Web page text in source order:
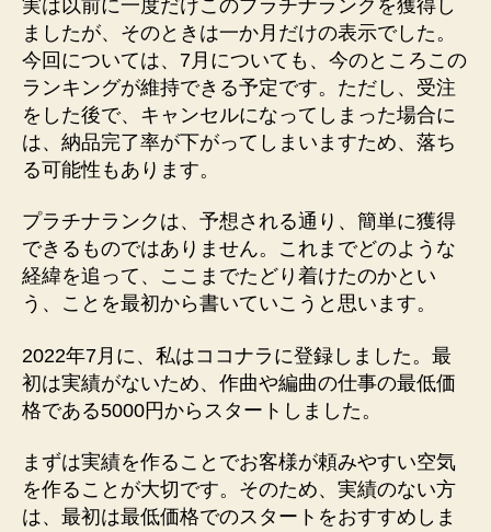
実は以前に一度だけこのプラチナランクを獲得し
ましたが、そのときは一か月だけの表示でした。
今回については、7月についても、今のところこの
ランキングが維持できる予定です。ただし、受注
をした後で、キャンセルになってしまった場合に
は、納品完了率が下がってしまいますため、落ち
る可能性もあります。
プラチナランクは、予想される通り、簡単に獲得
できるものではありません。これまでどのような
経緯を追って、ここまでたどり着けたのかとい
う、ことを最初から書いていこうと思います。
2022年7月に、私はココナラに登録しました。最
初は実績がないため、作曲や編曲の仕事の最低価
格である5000円からスタートしました。
まずは実績を作ることでお客様が頼みやすい空気
を作ることが大切です。そのため、実績のない方
は、最初は最低価格でのスタートをおすすめしま